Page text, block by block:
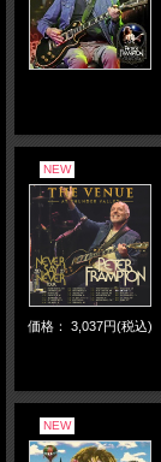
NEW
価格： 3,037円(税込)
NEW